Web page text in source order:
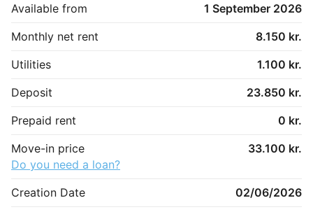
Available from
1 September 2026
Monthly net rent
8.150 kr.
Utilities
1.100 kr.
Deposit
23.850 kr.
Prepaid rent
0 kr.
Move-in price
33.100 kr.
Do you need a loan?
Creation Date
02/06/2026